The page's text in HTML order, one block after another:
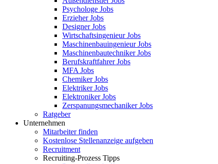
Psychologe Jobs
Erzieher Jobs
Designer Jobs
Wirtschaftsingenieur Jobs
Maschinenbauingenieur Jobs
Maschinenbautechniker Jobs
Berufskraftfahrer Jobs
MFA Jobs
Chemiker Jobs
Elektriker Jobs
Elektroniker Jobs
Zerspanungsmechaniker Jobs
Ratgeber
Unternehmen
Mitarbeiter finden
Kostenlose Stellenanzeige aufgeben
Recruitment
Recruiting-Prozess Tipps